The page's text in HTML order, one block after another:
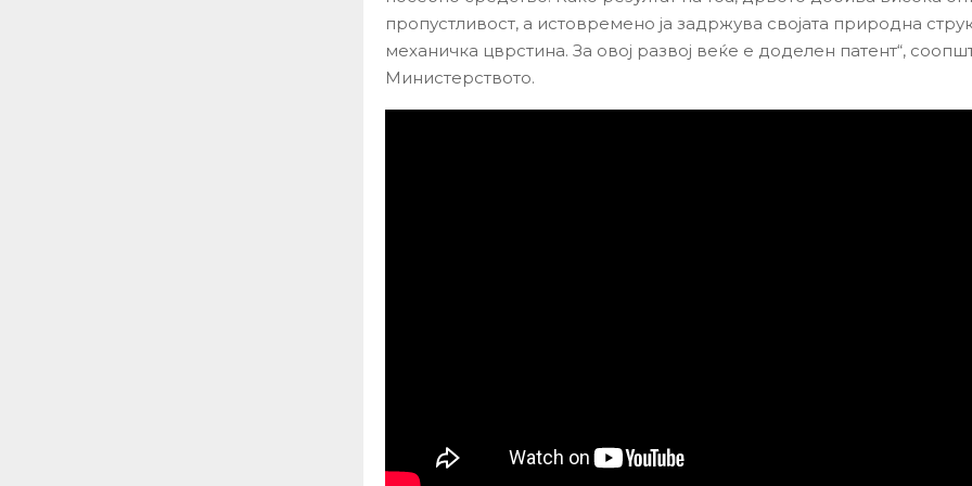
пропустливост, а истовремено ја задржува својата природна
механичка цврстина. За овој развој веќе е доделен патент“,
Министерството.